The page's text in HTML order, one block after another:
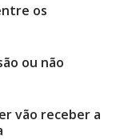
os
ou não
vão receber a